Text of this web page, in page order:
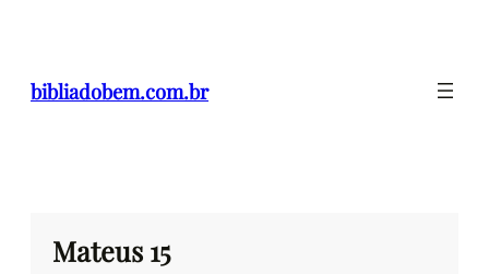
conteúdo
bibliadobem.com.br
Mateus 15